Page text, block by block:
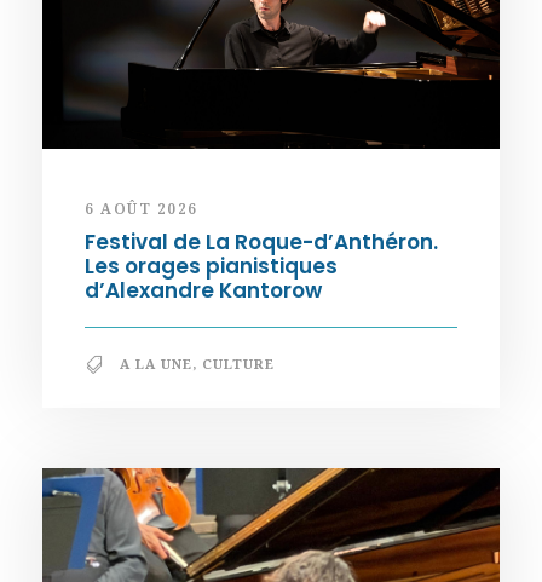
6 AOÛT 2026
Festival de La Roque-d’Anthéron.
Les orages pianistiques
d’Alexandre Kantorow
A LA UNE, CULTURE